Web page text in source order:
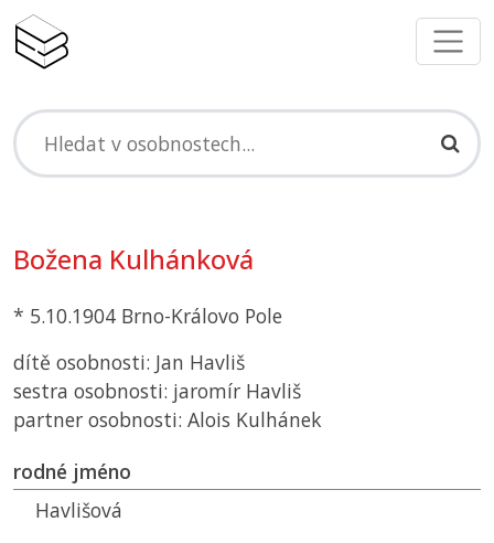
Božena Kulhánková
* 5.10.1904 Brno-Královo Pole
dítě osobnosti: Jan Havliš
sestra osobnosti: jaromír Havliš
partner osobnosti: Alois Kulhánek
rodné jméno
Havlišová